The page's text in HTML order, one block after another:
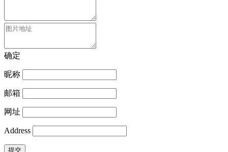
确定
昵称
邮箱
网址
Address
提交